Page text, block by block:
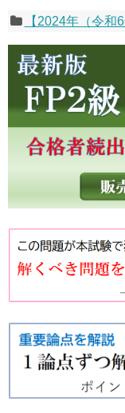
【2024年（令